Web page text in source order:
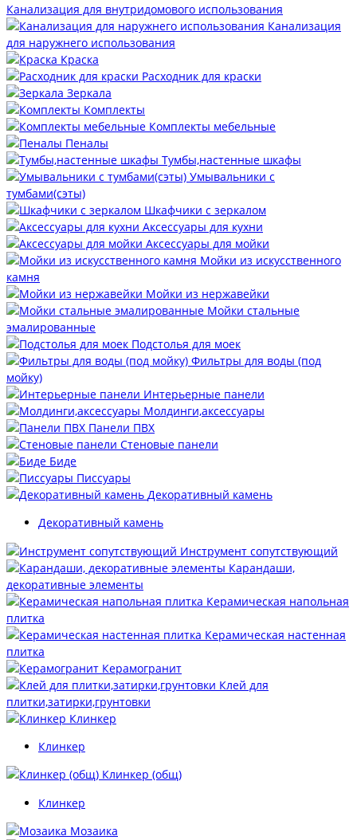
Канализация для внутридомового использования
Канализация
для наружнего использования
Краска
Расходник для краски
Зеркала
Комплекты
Комплекты мебельные
Пеналы
Тумбы,настенные шкафы
Умывальники с
тумбами(сэты)
Шкафчики с зеркалом
Аксессуары для кухни
Аксессуары для мойки
Мойки из искусственного
камня
Мойки из нержавейки
Мойки стальные
эмалированные
Подстолья для моек
Фильтры для воды (под
мойку)
Интерьерные панели
Молдинги,аксессуары
Панели ПВХ
Стеновые панели
Биде
Писсуары
Декоративный камень
Декоративный камень
Инструмент сопутствующий
Карандаши,
декоративные элементы
Керамическая напольная
плитка
Керамическая настенная
плитка
Керамогранит
Клей для
плитки,затирки,грунтовки
Клинкер
Клинкер
Клинкер (общ)
Клинкер
Мозаика